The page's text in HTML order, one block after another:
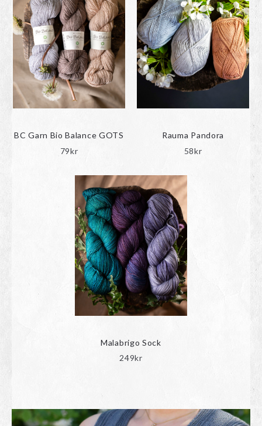
BC Garn Bio Balance GOTS
79kr
Rauma Pandora
58kr
Malabrigo Sock
249kr